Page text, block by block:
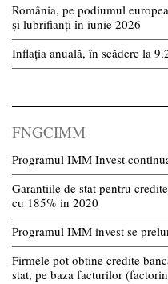
România, pe podiumul
și lubrifianți în iunie 2026
Inflația anuală, în scădere la
FNGCIMM
Programul IMM Invest
Garantiile de stat pentru
cu 185% in 2020
Programul IMM invest se
Firmele pot obtine credite
stat, pe baza facturilor